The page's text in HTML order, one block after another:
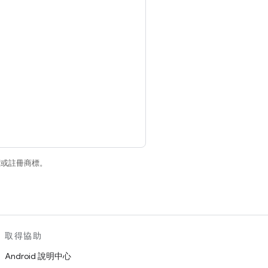
註冊商標。
取得協助
Android 說明中心